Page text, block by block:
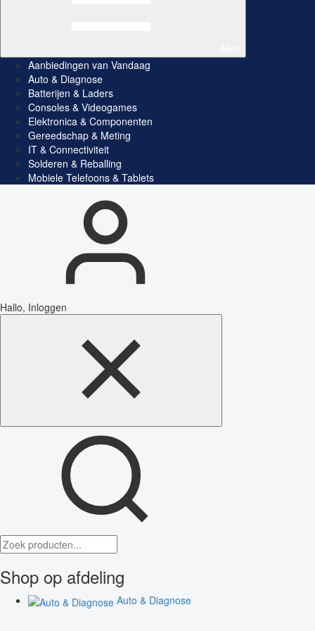
Aanbiedingen van Vandaag
Auto & Diagnose
Batterijen & Laders
Consoles & Videogames
Elektronica & Componenten
Gereedschap & Meting
IT & Connectiviteit
Solderen & Reballing
Mobiele Telefoons & Tablets
Hallo, Inloggen
Shop op afdeling
Auto & Diagnose